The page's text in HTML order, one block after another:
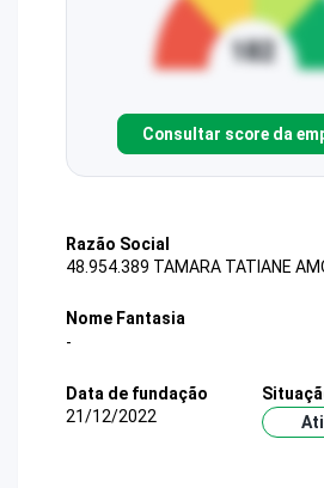
Consultar score da
Razão Social
48.954.389 TAMARA TATIANE
Nome Fantasia
-
Data de fundação
21/12/2022